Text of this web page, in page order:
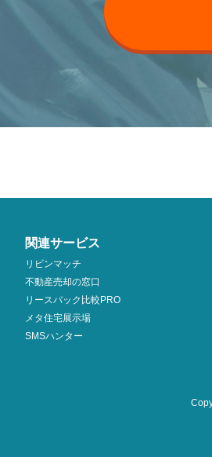
関連サービス
リビンマッチ
不動産売却の窓口
リースバック比較PRO
メタ住宅展示場
SMSハンター